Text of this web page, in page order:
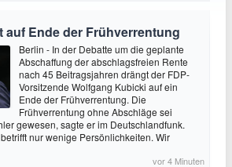
auf Ende der Frühverrentung
Berlin - In der Debatte um die geplante
Abschaffung der abschlagsfreien Rente
nach 45 Beitragsjahren drängt der FDP-
Vorsitzende Wolfgang Kubicki auf ein
Ende der Frühverrentung. Die
Frühverrentung ohne Abschläge sei
gewesen, sagte er im Deutschlandfunk.
nur wenige Persönlichkeiten. Wir
vor 4 Minuten